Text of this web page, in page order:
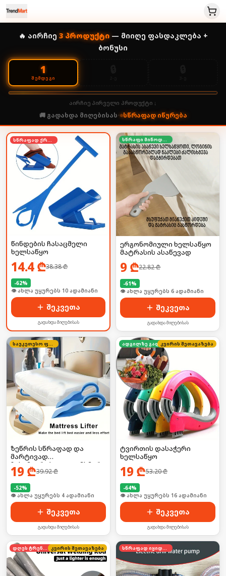
🔥 აირჩიე 3პროდუქტი— მიიღე ფასდაკლება +
ბონუსი
1
ᲨᲔᲛᲓᲔᲒᲘ
აირჩიე პირველი პროდუქტი ↓
🚚 გადახდა მიღებისას• სწრაფად იწურება
სწრაფად ქრება
წინდების ჩასაცმელი
ხელსაწყო
14.4₾38.38₾
-62%
👁 ახლა უყურებს 10 ადამიანი
შეკვეთა
გადახდა მიღებისას
სწრაფი მიწოდება
ერგონომიული ხელსაწყო
მატრასის ასაწევად
9 ₾22.82₾
-61%
👁 ახლა უყურებს 6 ადამიანი
შეკვეთა
გადახდა მიღებისას
საუკეთესო ფასი
ზეწრის სწრაფად და
მარტივად
ჩასამაგრებელი დამხმარე
19 ₾39.92₾
-52%
👁 ახლა უყურებს 4 ადამიანი
შეკვეთა
გადახდა მიღებისას
ადგილზე გადახდა
კვირის შეთავაზება
ტვირთის დასაჭერი
ხელსაწყო
19 ₾53.20₾
-64%
👁 ახლა უყურებს 16 ადამიანი
შეკვეთა
გადახდა მიღებისას
დღეს ტრენდში კვირის შეთავაზება სწრაფად იყიდება